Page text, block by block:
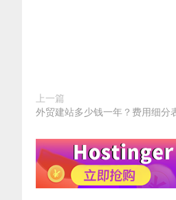
上一篇
外贸建站多少钱一年？费用细分